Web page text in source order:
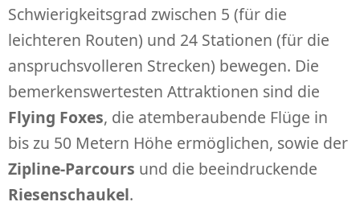
Schwierigkeitsgrad zwischen 5 (für die
leichteren Routen) und 24 Stationen (für die
anspruchsvolleren Strecken) bewegen. Die
bemerkenswertesten Attraktionen sind die
Flying Foxes, die atemberaubende Flüge in
bis zu 50 Metern Höhe ermöglichen, sowie der
Zipline-Parcours und die beeindruckende
Riesenschaukel.